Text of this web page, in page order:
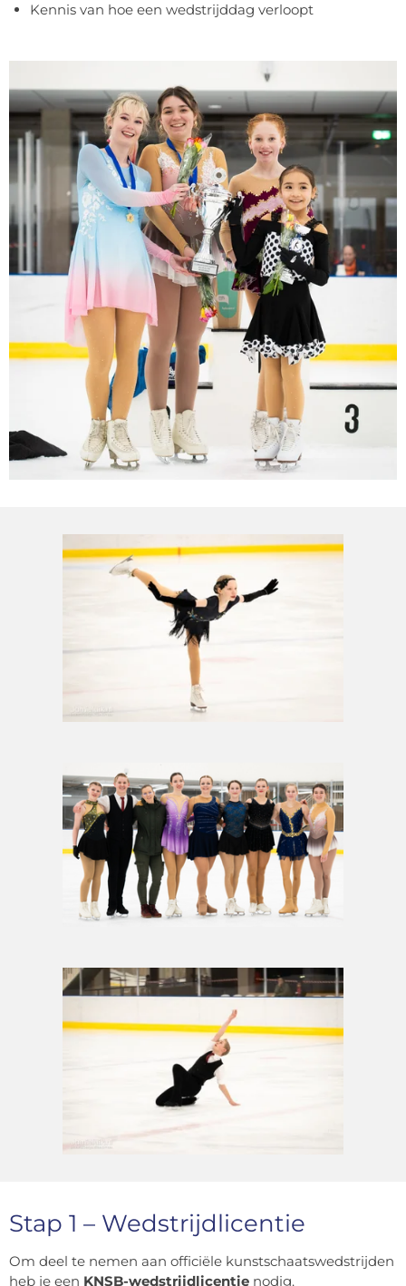
Kennis van hoe een wedstrijddag verloopt
Stap 1 – Wedstrijdlicentie
Om deel te nemen aan officiële kunstschaatswedstrijden
heb je een KNSB-wedstrijdlicentie nodig.